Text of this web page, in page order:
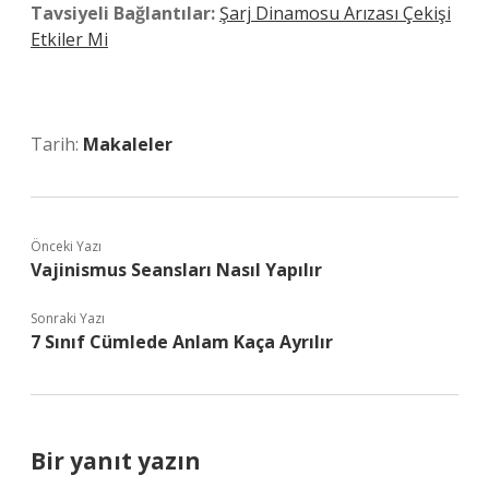
Tavsiyeli Bağlantılar: Şarj Dinamosu Arızası Çekişi
Etkiler Mi
Tarih: Makaleler
Önceki Yazı
Vajinismus Seansları Nasıl Yapılır
Sonraki Yazı
7 Sınıf Cümlede Anlam Kaça Ayrılır
Bir yanıt yazın